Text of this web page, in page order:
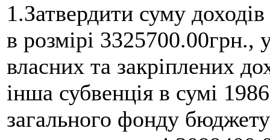
1.Затвердити суму
в розмірі 3325700.00грн.,
власних та закріплених
інша субвенція в сумі
загального фонду